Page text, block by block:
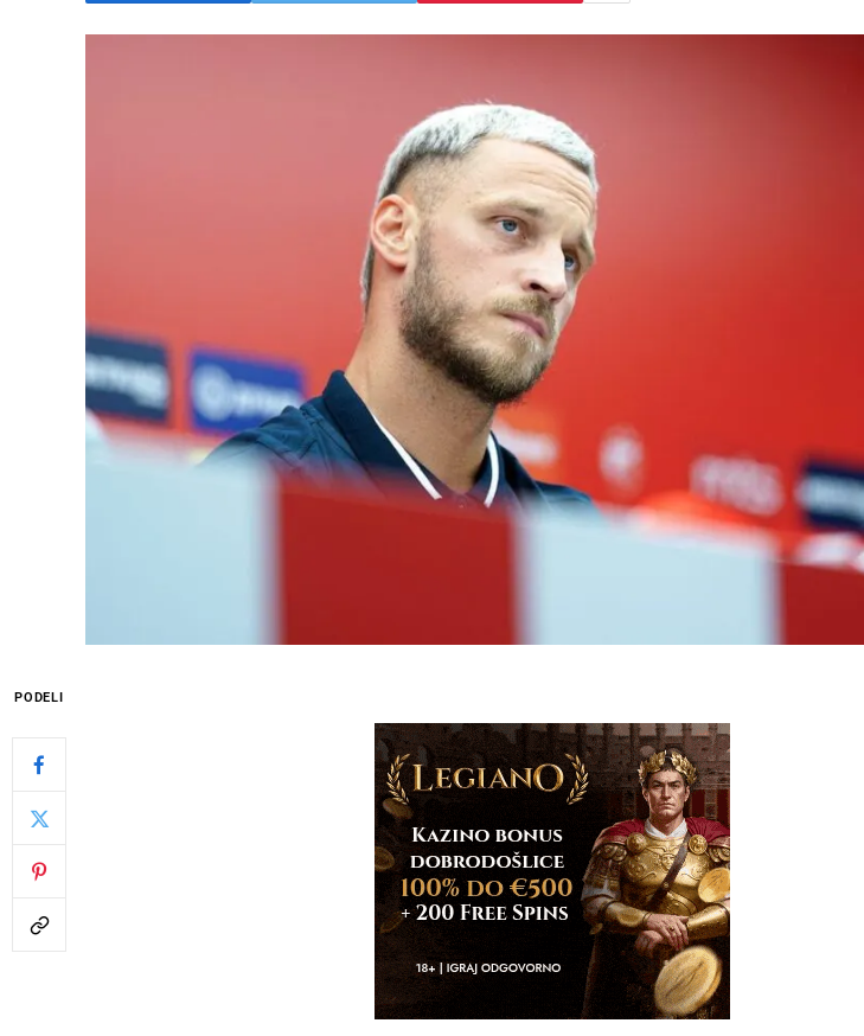
PODELI